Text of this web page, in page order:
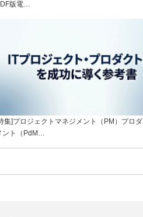
版電…
集]プロジェクトマネジメント（PM）プロ
ント（PdM…